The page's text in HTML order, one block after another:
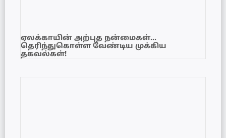
ஏலக்காயின் அற்புத நன்மைகள்…
தெரிந்துகொள்ள வேண்டிய முக்கிய
தகவல்கள்!